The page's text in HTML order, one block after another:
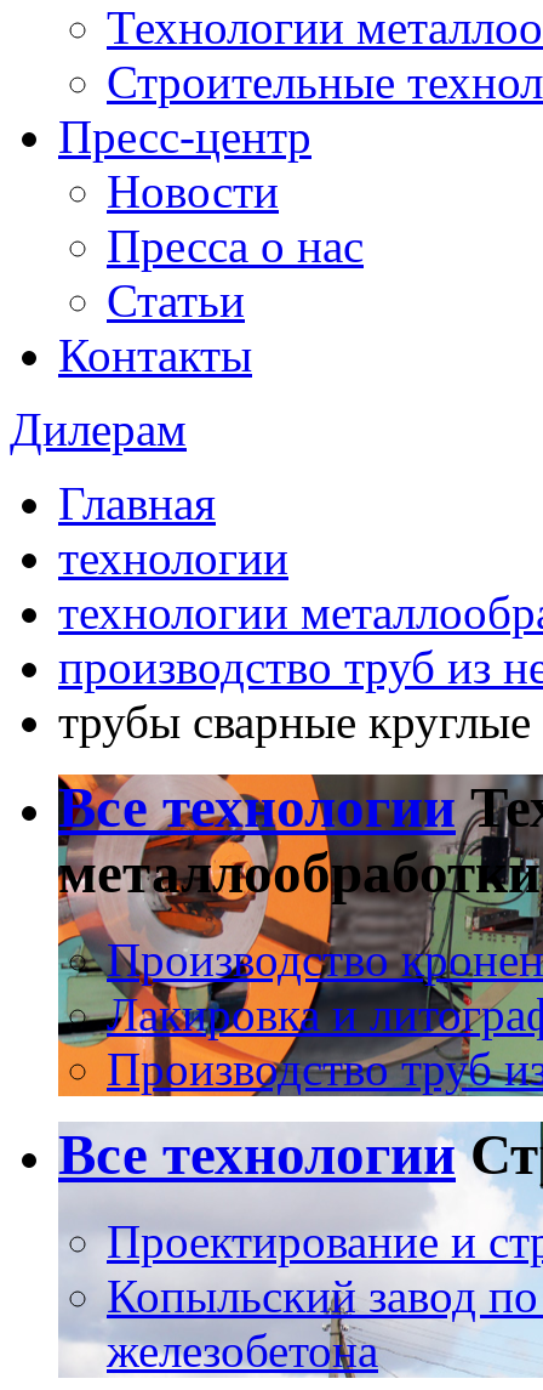
Технологии
Строительные
Пресс-центр
Новости
Пресса о нас
Статьи
Контакты
Дилерам
Главная
технологии
технологии
производство труб из
трубы сварные круглые
Все технологии
металлообработки
Производство
Лакировка и
Производство труб
Все технологии
Проектирование и
Копыльский завод
железобетона